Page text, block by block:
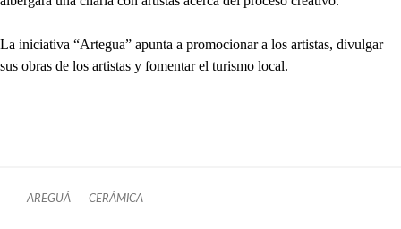
La iniciativa “Artegua” apunta a promocionar a los artistas, divulgar
sus obras de los artistas y fomentar el turismo local.
AREGUÁ CERÁMICA